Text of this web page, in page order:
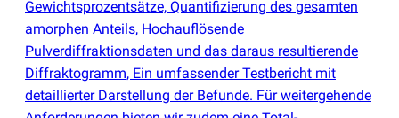
Gewichtsprozentsätze, Quantifizierung des gesamten
amorphen Anteils, Hochauflösende
Pulverdiffraktionsdaten und das daraus resultierende
Diffraktogramm, Ein umfassender Testbericht mit
detaillierter Darstellung der Befunde. Für weitergehende